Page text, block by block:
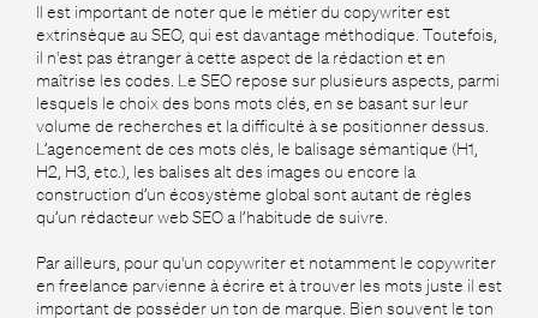
Il est important de noter que le métier du copywriter est
extrinsèque au SEO, qui est davantage méthodique. Toutefois,
il n'est pas étranger à cette aspect de la rédaction et en
maîtrise les codes. Le SEO repose sur plusieurs aspects, parmi
lesquels le choix des bons mots clés, en se basant sur leur
volume de recherches et la difficulté à se positionner dessus.
L’agencement de ces mots clés, le balisage sémantique (H1,
H2, H3, etc.), les balises alt des images ou encore la
construction d’un écosystème global sont autant de règles
qu’un rédacteur web SEO a l’habitude de suivre.
Par ailleurs, pour qu'un copywriter et notamment le copywriter
en freelance parvienne à écrire et à trouver les mots juste il est
important de posséder un ton de marque. Bien souvent le ton